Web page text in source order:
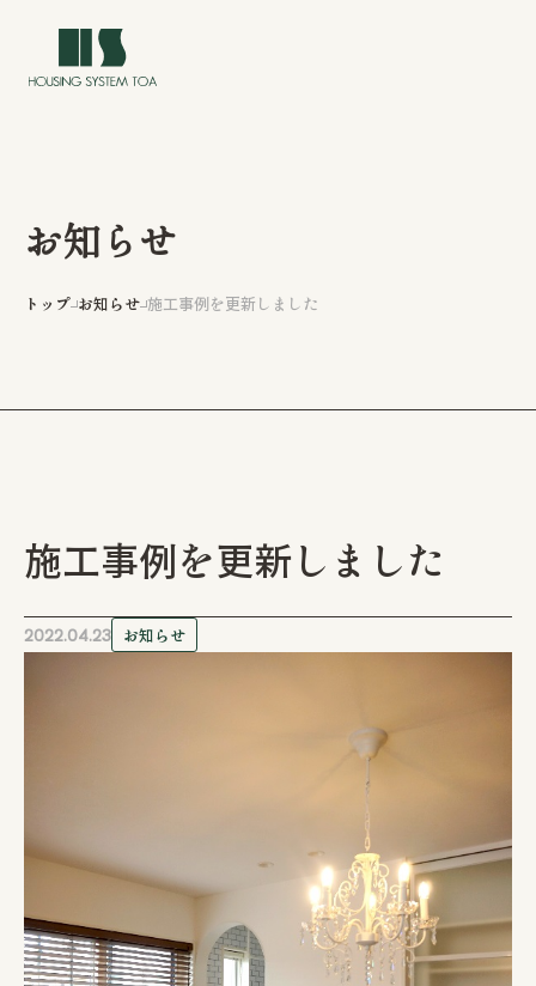
トップ
注文住宅
リフォーム / リノベーション
お客様の声
お知らせ
トップ お知らせ 施工事例を更新しました
施工事例を更新しました
2022.04.23 お知らせ